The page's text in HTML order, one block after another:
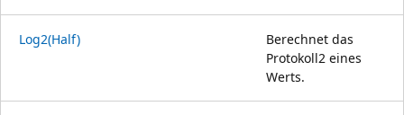
Log2(Half)
Berechnet das
Protokoll2 eines
Werts.